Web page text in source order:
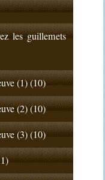
les guillemets
(1) (10)
(2) (10)
(3) (10)